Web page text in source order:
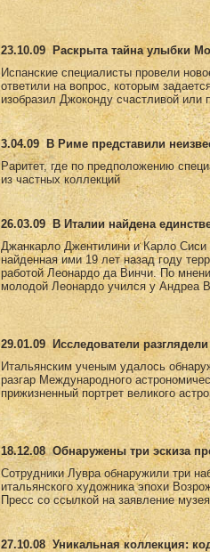
23.10.09
Раскрыта тайна улыбки
Испанские специалисты провели
ответили на вопрос, которым
изобразил Джоконду счастливой
3.04.09 В Риме представили
Раритет, где по предположению
из частных коллекций
26.03.09
В Италии найдена
Джанкарло Джентилини и Карло
найденная ими 19 лет назад году
работой Леонардо да Винчи. По
молодой Леонардо учился у Андреа
29.01.09
Исследователи
Итальянским ученым удалось
разгар Международного
прижизненный портрет великого
18.12.08 Обнаружены три эскиза
Сотрудники Лувра обнаружили три
итальянского художника эпохи
Пресс со ссылкой на заявление
27.10.08 Уникальная коллекция: